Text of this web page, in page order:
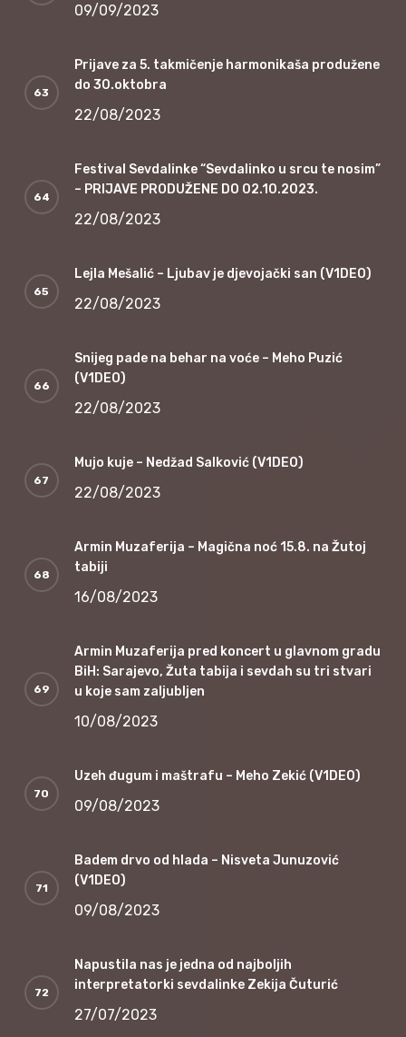
09/09/2023
Prijave za 5. takmičenje harmonikaša produžene
do 30.oktobra
22/08/2023
Festival Sevdalinke “Sevdalinko u srcu te nosim”
– PRIJAVE PRODUŽENE DO 02.10.2023.
22/08/2023
Lejla Mešalić – Ljubav je djevojački san (V1DEO)
22/08/2023
Snijeg pade na behar na voće – Meho Puzić
(V1DEO)
22/08/2023
Mujo kuje – Nedžad Salković (V1DEO)
22/08/2023
Armin Muzaferija – Magična noć 15.8. na Žutoj
tabiji
16/08/2023
Armin Muzaferija pred koncert u glavnom gradu
BiH: Sarajevo, Žuta tabija i sevdah su tri stvari
u koje sam zaljubljen
10/08/2023
Uzeh đugum i maštrafu – Meho Zekić (V1DEO)
09/08/2023
Badem drvo od hlada – Nisveta Junuzović
(V1DEO)
09/08/2023
Napustila nas je jedna od najboljih
interpretatorki sevdalinke Zekija Čuturić
27/07/2023